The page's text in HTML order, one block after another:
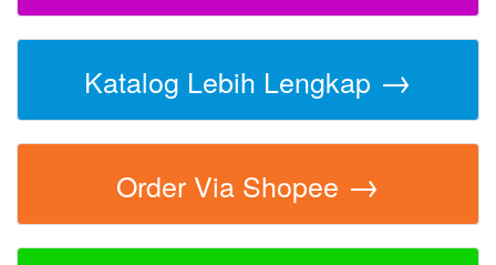
Katalog Lebih Lengkap →
Order Via Shopee →